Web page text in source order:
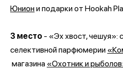
Юниони подарки от Hookah
3 место - «Эх хвост, чешуя»:
селективной парфюмерии
магазина «Охотник и